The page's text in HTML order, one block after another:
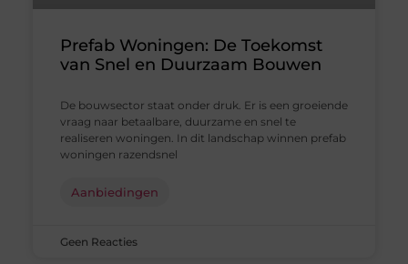
Prefab Woningen: De Toekomst
van Snel en Duurzaam Bouwen
De bouwsector staat onder druk. Er is een groeiende
vraag naar betaalbare, duurzame en snel te
realiseren woningen. In dit landschap winnen prefab
woningen razendsnel
Aanbiedingen
Geen Reacties